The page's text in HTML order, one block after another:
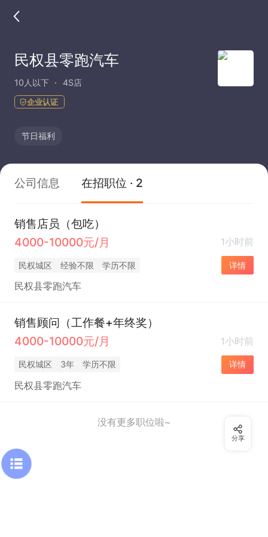
民权县零跑汽车
10人以下 4S店
企业认证
节日福利
公司信息 在招职位 · 2
销售店员（包吃）
4000-10000元/月
1小时前
民权城区 经验不限 学历不限 详情
民权县零跑汽车
销售顾问（工作餐+年终奖）
4000-10000元/月
1小时前
民权城区 3年 学历不限 详情
民权县零跑汽车
没有更多职位啦~
分享